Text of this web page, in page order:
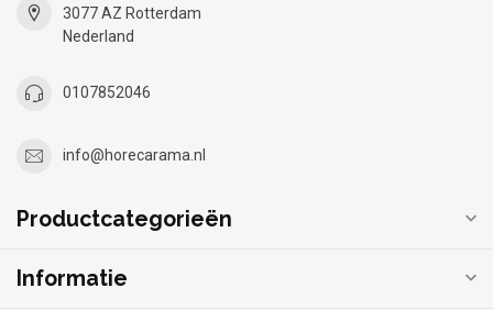
3077 AZ Rotterdam
Nederland
0107852046
info@horecarama.nl
Productcategorieën
Informatie